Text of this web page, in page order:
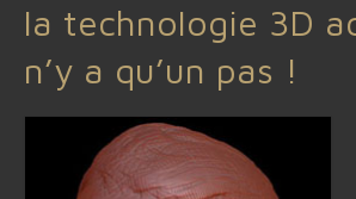
la technologie 3D
n’y a qu’un pas !